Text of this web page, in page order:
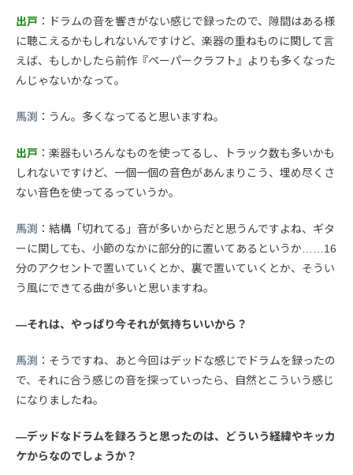
出戸 ：ドラムの音を響きがない感じで録ったので、隙間はある様
に聴こえるかもしれないんですけど、楽器の重ねものに関して言
えば、もしかしたら前作『ペーパークラフト』よりも多くなった
んじゃないかなって。
馬渕 ：うん。多くなってると思いますね。
出戸 ：楽器もいろんなものを使ってるし、トラック数も多いかも
しれないですけど、一個一個の音色があんまりこう、埋め尽くさ
ない音色を使ってるっていうか。
馬渕 ：結構「切れてる」音が多いからだと思うんですよね、ギタ
ーに関しても、小節のなかに部分的に置いてあるというか……16
分のアクセントで置いていくとか、裏で置いていくとか、そうい
う風にできてる曲が多いと思いますね。
—それは、やっぱり今それが気持ちいいから？
馬渕 ：そうですね、あと今回はデッドな感じでドラムを録ったの
で、それに合う感じの音を探っていったら、自然とこういう感じ
になりましたね。
—デッドなドラムを録ろうと思ったのは、どういう経緯やキッカ
ケからなのでしょうか？